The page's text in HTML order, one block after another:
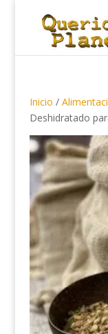
de
productos
Inicio /
Deshidratado